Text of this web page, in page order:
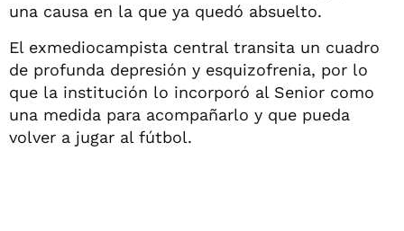
una causa en la que ya quedó absuelto.
El exmediocampista central transita un cuadro
de profunda depresión y esquizofrenia, por lo
que la institución lo incorporó al Senior como
una medida para acompañarlo y que pueda
volver a jugar al fútbol.